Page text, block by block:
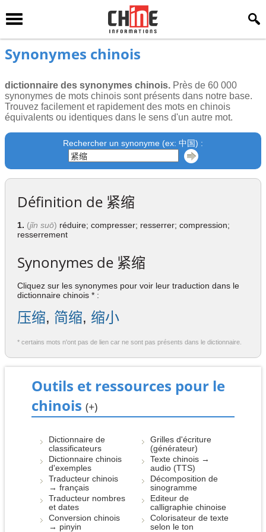
Synonymes chinois
dictionnaire des synonymes chinois. Près de 60 000
synonymes de mots chinois sont présents dans notre base.
Trouvez facilement et rapidement des mots en chinois
équivalents ou identiques dans le sens d'un autre mot.
Rechercher un synonyme (ex: 中国) :
Définition de 紧缩
1. (jǐn suō) réduire; compresser; resserrer; compression;
resserrement
Synonymes de 紧缩
Cliquez sur les synonymes pour voir leur traduction dans le
dictionnaire chinois * :
压缩, 简缩, 缩小
* certains mots n'ont pas de lien car ne sont pas présents dans le dictionnaire.
Outils et ressources pour le
chinois (+)
Dictionnaire de
classificateurs
Dictionnaire chinois
d'exemples
Traducteur chinois
→ français
Traducteur nombres
et dates
Conversion chinois
→ pinyin
Grilles d'écriture
(générateur)
Texte chinois →
audio (TTS)
Décomposition de
sinogramme
Editeur de
calligraphie chinoise
Colorisateur de texte
selon le ton